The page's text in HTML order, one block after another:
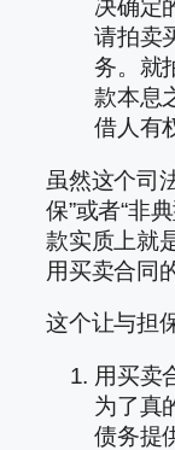
决确定
请拍卖
务。就
款本息
借人有
虽然这个司
保”或者“非
款实质上就
用买卖合同
这个让与担
用买卖
为了真
债务提